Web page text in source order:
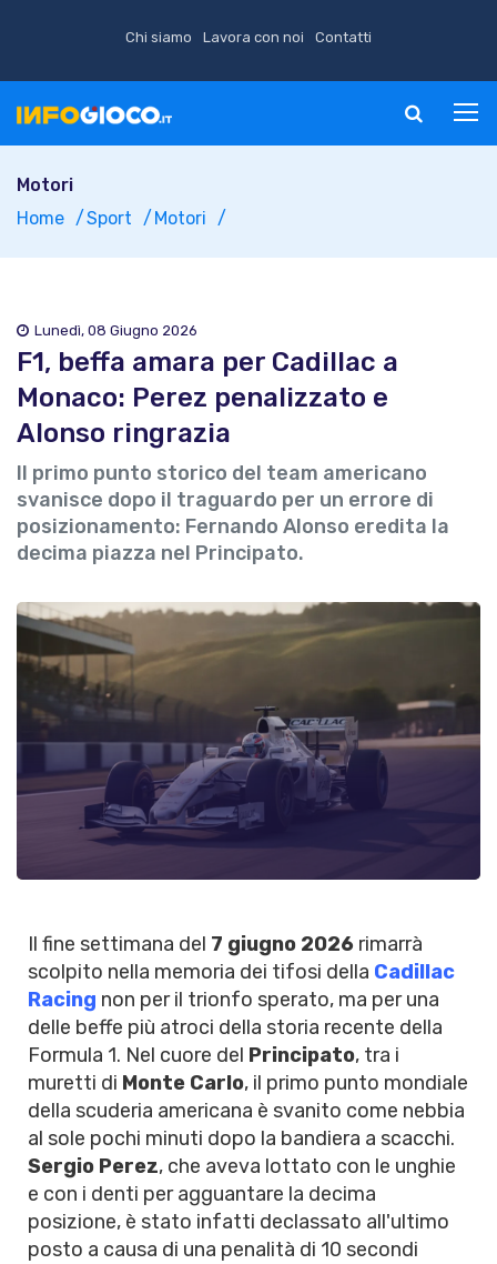
Chi siamo Lavora con noi Contatti
Motori
Home
Sport Motori
Lunedì, 08 Giugno 2026
F1, beffa amara per Cadillac a
Monaco: Perez penalizzato e
Alonso ringrazia
Il primo punto storico del team americano
svanisce dopo il traguardo per un errore di
posizionamento: Fernando Alonso eredita la
decima piazza nel Principato.
Il fine settimana del 7 giugno 2026 rimarrà
scolpito nella memoria dei tifosi della Cadillac
Racing non per il trionfo sperato, ma per una
delle beffe più atroci della storia recente della
Formula 1. Nel cuore del Principato, tra i
muretti di Monte Carlo, il primo punto mondiale
della scuderia americana è svanito come nebbia
al sole pochi minuti dopo la bandiera a scacchi.
Sergio Perez, che aveva lottato con le unghie
e con i denti per agguantare la decima
posizione, è stato infatti declassato all'ultimo
posto a causa di una penalità di 10 secondi